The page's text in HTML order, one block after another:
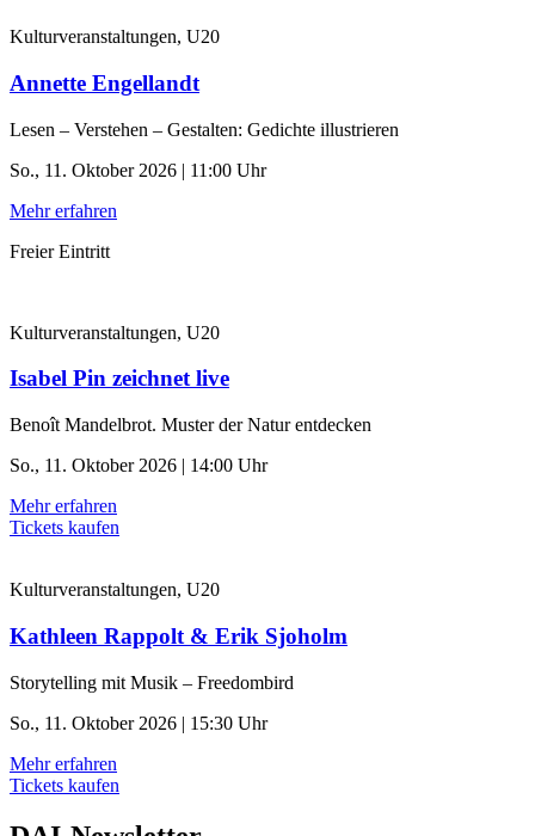
Kulturveranstaltungen, U20
Annette Engellandt
Lesen – Verstehen – Gestalten: Gedichte illustrieren
So., 11. Oktober 2026 | 11:00 Uhr
Mehr erfahren
Freier Eintritt
Kulturveranstaltungen, U20
Isabel Pin zeichnet live
Benoît Mandelbrot. Muster der Natur entdecken
So., 11. Oktober 2026 | 14:00 Uhr
Mehr erfahren
Tickets kaufen
Kulturveranstaltungen, U20
Kathleen Rappolt & Erik Sjoholm
Storytelling mit Musik – Freedombird
So., 11. Oktober 2026 | 15:30 Uhr
Mehr erfahren
Tickets kaufen